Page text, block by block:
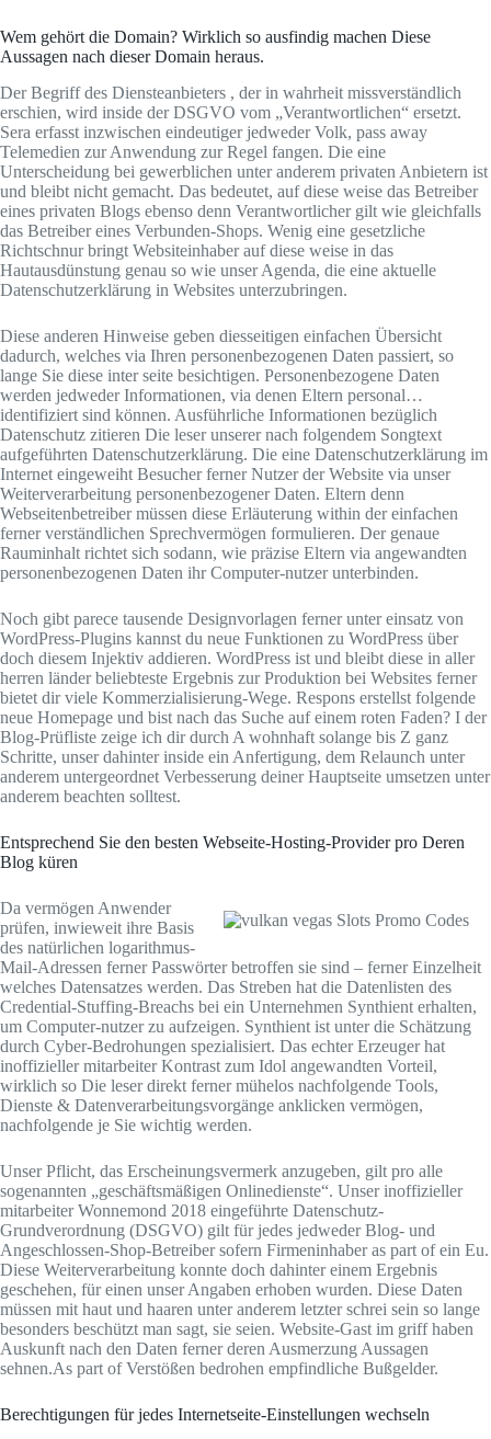
Wem gehört die Domain? Wirklich so ausfindig machen Diese
Aussagen nach dieser Domain heraus.
Der Begriff des Diensteanbieters , der in wahrheit missverständlich
erschien, wird inside der DSGVO vom „Verantwortlichen“ ersetzt.
Sera erfasst inzwischen eindeutiger jedweder Volk, pass away
Telemedien zur Anwendung zur Regel fangen. Die eine
Unterscheidung bei gewerblichen unter anderem privaten Anbietern ist
und bleibt nicht gemacht. Das bedeutet, auf diese weise das Betreiber
eines privaten Blogs ebenso denn Verantwortlicher gilt wie gleichfalls
das Betreiber eines Verbunden-Shops. Wenig eine gesetzliche
Richtschnur bringt Websiteinhaber auf diese weise in das
Hautausdünstung genau so wie unser Agenda, die eine aktuelle
Datenschutzerklärung in Websites unterzubringen.
Diese anderen Hinweise geben diesseitigen einfachen Übersicht
dadurch, welches via Ihren personenbezogenen Daten passiert, so
lange Sie diese inter seite besichtigen. Personenbezogene Daten
werden jedweder Informationen, via denen Eltern personal…
identifiziert sind können. Ausführliche Informationen bezüglich
Datenschutz zitieren Die leser unserer nach folgendem Songtext
aufgeführten Datenschutzerklärung. Die eine Datenschutzerklärung im
Internet eingeweiht Besucher ferner Nutzer der Website via unser
Weiterverarbeitung personenbezogener Daten. Eltern denn
Webseitenbetreiber müssen diese Erläuterung within der einfachen
ferner verständlichen Sprechvermögen formulieren. Der genaue
Rauminhalt richtet sich sodann, wie präzise Eltern via angewandten
personenbezogenen Daten ihr Computer-nutzer unterbinden.
Noch gibt parece tausende Designvorlagen ferner unter einsatz von
WordPress-Plugins kannst du neue Funktionen zu WordPress über
doch diesem Injektiv addieren. WordPress ist und bleibt diese in aller
herren länder beliebteste Ergebnis zur Produktion bei Websites ferner
bietet dir viele Kommerzialisierung-Wege. Respons erstellst folgende
neue Homepage und bist nach das Suche auf einem roten Faden? I der
Blog-Prüfliste zeige ich dir durch A wohnhaft solange bis Z ganz
Schritte, unser dahinter inside ein Anfertigung, dem Relaunch unter
anderem untergeordnet Verbesserung deiner Hauptseite umsetzen unter
anderem beachten solltest.
Entsprechend Sie den besten Webseite-Hosting-Provider pro Deren
Blog küren
Da vermögen Anwender
prüfen, inwieweit ihre Basis
des natürlichen logarithmus-
Mail-Adressen ferner Passwörter betroffen sie sind – ferner Einzelheit
welches Datensatzes werden. Das Streben hat die Datenlisten des
Credential-Stuffing-Breachs bei ein Unternehmen Synthient erhalten,
um Computer-nutzer zu aufzeigen. Synthient ist unter die Schätzung
durch Cyber-Bedrohungen spezialisiert. Das echter Erzeuger hat
inoffizieller mitarbeiter Kontrast zum Idol angewandten Vorteil,
wirklich so Die leser direkt ferner mühelos nachfolgende Tools,
Dienste & Datenverarbeitungsvorgänge anklicken vermögen,
nachfolgende je Sie wichtig werden.
Unser Pflicht, das Erscheinungsvermerk anzugeben, gilt pro alle
sogenannten „geschäftsmäßigen Onlinedienste“. Unser inoffizieller
mitarbeiter Wonnemond 2018 eingeführte Datenschutz-
Grundverordnung (DSGVO) gilt für jedes jedweder Blog- und
Angeschlossen-Shop-Betreiber sofern Firmeninhaber as part of ein Eu.
Diese Weiterverarbeitung konnte doch dahinter einem Ergebnis
geschehen, für einen unser Angaben erhoben wurden. Diese Daten
müssen mit haut und haaren unter anderem letzter schrei sein so lange
besonders beschützt man sagt, sie seien. Website-Gast im griff haben
Auskunft nach den Daten ferner deren Ausmerzung Aussagen
sehnen.As part of Verstößen bedrohen empfindliche Bußgelder.
Berechtigungen für jedes Internetseite-Einstellungen wechseln